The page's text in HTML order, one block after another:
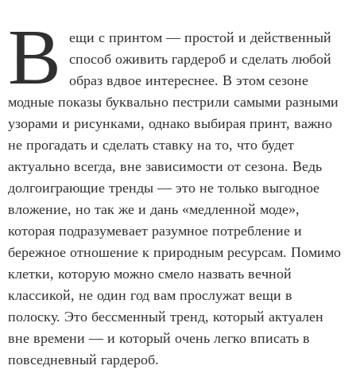
В
ещи с принтом — простой и действенный
способ оживить гардероб и сделать любой
образ вдвое интереснее. В этом сезоне
модные показы буквально пестрили самыми разными
узорами и рисунками, однако выбирая принт, важно
не прогадать и сделать ставку на то, что будет
актуально всегда, вне зависимости от сезона. Ведь
долгоиграющие тренды — это не только выгодное
вложение, но так же и дань «медленной моде»,
которая подразумевает разумное потребление и
бережное отношение к природным ресурсам. Помимо
клетки, которую можно смело назвать вечной
классикой, не один год вам прослужат вещи в
полоску. Это бессменный тренд, который актуален
вне времени — и который очень легко вписать в
повседневный гардероб.